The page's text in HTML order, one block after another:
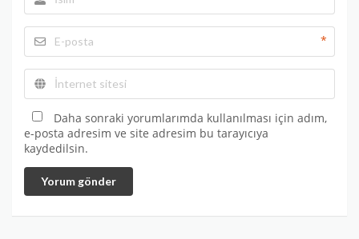
*
Daha sonraki yorumlarımda kullanılması için adım,
e-posta adresim ve site adresim bu tarayıcıya
kaydedilsin.
Yorum gönder